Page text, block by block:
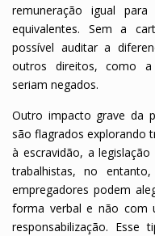
remuneração igual
equivalentes. Sem a
possível auditar a
outros direitos, como a
seriam negados.
Outro impacto grave da
são flagrados explorando
à escravidão, a
trabalhistas, no
empregadores podem
forma verbal e não com
responsabilização. Esse